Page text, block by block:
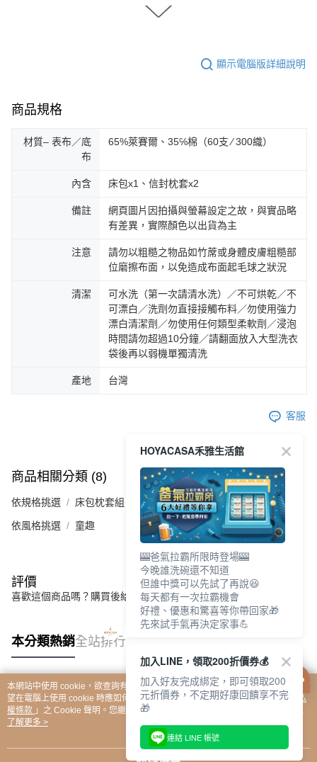
顯示電腦版詳細說明
商品規格
材質– 表布／底
布
65%萊賽爾、35℅棉（60支 ∕ 300織）
內含 床包x1、信封枕套x2
備註
網頁圖片因拍攝與螢幕設定之故，與實品略
有差異，實際顏色以出貨為主
注意
請勿以粗糙之物品如竹蓆或身體皮膚粗糙部
位磨擦布面，以免造成布面起毛球之狀況
清潔
可水洗（第一次請清水洗）／不可烘乾／不
可漂白／洗劑勿直接接觸布料／勿使用強力
漂白清潔劑／勿使用任何類型柔軟劑／浸泡
時間請勿超過10分鐘／請翻面放入大型洗衣
袋後再以弱機單獨清洗
產地 台灣
客服
商品相關分類 (8) 查看全部
依規格挑選 床包枕套組
依風格挑選 童趣
評價
喜歡這個商品嗎？購買後給他一個好評吧
本分類熱銷全站排行
熱門標籤
本網站中使用 cookie，欲查詢有關本網站使用 cookie 方式之詳情，及若您不希
望在電腦上使用 cookie 時應如何變更電腦的 cookie 設定，請參閱本網站「
隱私
權條款 」之 Cookie 聲明。您繼續使用本網站即表示您同意本公司得按本網站使
用條款之 Cookie 聲明使用 cookie。
了解更多 >
HOYACASA禾雅生活館
🎰爸氣拉霸所限時登場🎰
今晚誰洗碗還不知道
但誰中獎可以先試了再說😆
每天都有一次拉霸機會
好禮、優惠和驚喜等你帶回家🎁
先來試手氣再決定家事💪
加入LINE，領取200折價券💰
加入好友完成綁定，即可領取200
元折價券，不定期好康回饋享不完
🎁
連結 LINE 帳號